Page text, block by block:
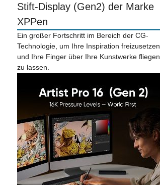
Stift-Display (Gen2) der Marke
XPPen
Ein großer Fortschritt im Bereich der CG-
Technologie, um Ihre Inspiration freizusetzen
und Ihre Finger über Ihre Kunstwerke fliegen
zu lassen.